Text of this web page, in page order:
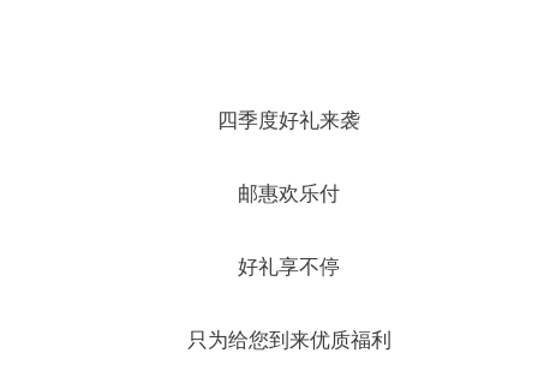
四季度好礼来袭
邮惠欢乐付
好礼享不停
只为给您到来优质福利